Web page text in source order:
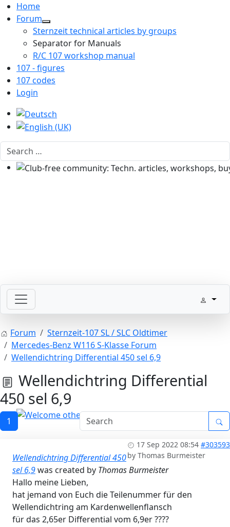
Home
Forum
Sternzeit technical articles by groups
Separator for Manuals
R/C 107 workshop manual
107 - figures
107 codes
Login
Select your language
Search
SLpedia Workshop Manual
Welcome other MB Classic Cars
Forum
Sternzeit-107 SL / SLC Oldtimer
Mercedes-Benz W116 S-Klasse Forum
Wellendichtring Differential 450 sel 6,9
Wellendichtring Differential
450 sel 6,9
1
17 Sep 2022 08:54 #303593
by Thomas Burmeister
Wellendichtring Differential 450
sel 6,9was created by Thomas Burmeister
Hallo meine Lieben,
hat jemand von Euch die Teilenummer für den
Wellendichtring am Kardenwellenflansch
für das 2,65er Differential vom 6,9er ????